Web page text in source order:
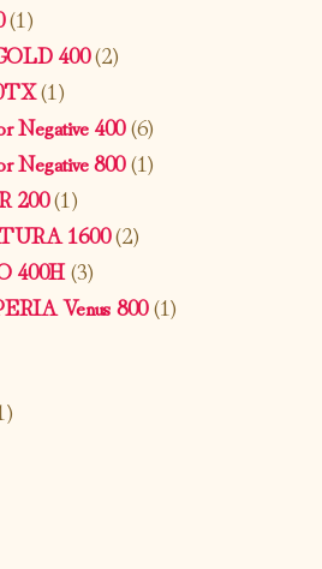
(1)
400(2)
(1)
Negative 400(6)
Negative 800(1)
200(1)
1600(2)
400H(3)
Venus 800(1)